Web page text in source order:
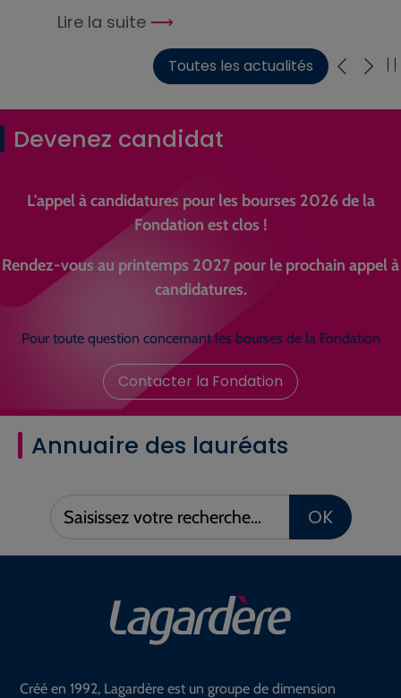
Lire la suite
Toutes les actualités
Devenez candidat
L'appel à candidatures pour les bourses 2026 de la
Fondation est clos !
Rendez-vous au printemps 2027 pour le prochain appel à
candidatures.
Pour toute question concernant les bourses de la Fondation
Contacter la Fondation
Annuaire des lauréats
Saisissez
votre
OK
Créé en 1992, Lagardère est un groupe de dimension